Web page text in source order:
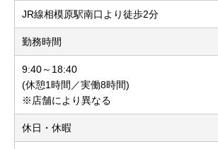
JR線相模原駅南口より徒歩2分
勤務時間
9:40～18:40
(休憩1時間／実働8時間)
※店舗により異なる
休日・休暇